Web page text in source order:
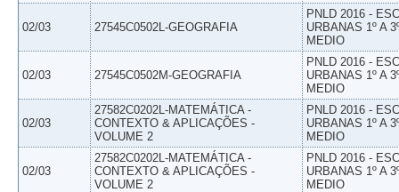
02/03 27545C0502L-GEOGRAFIA
PNLD 2016 -
URBANAS 1º A
MEDIO
02/03 27545C0502M-GEOGRAFIA
PNLD 2016 -
URBANAS 1º A
MEDIO
02/03
27582C0202L-MATEMÁTICA -
CONTEXTO & APLICAÇÕES -
VOLUME 2
PNLD 2016 -
URBANAS 1º A
MEDIO
02/03
27582C0202L-MATEMÁTICA -
CONTEXTO & APLICAÇÕES -
VOLUME 2
PNLD 2016 -
URBANAS 1º A
MEDIO